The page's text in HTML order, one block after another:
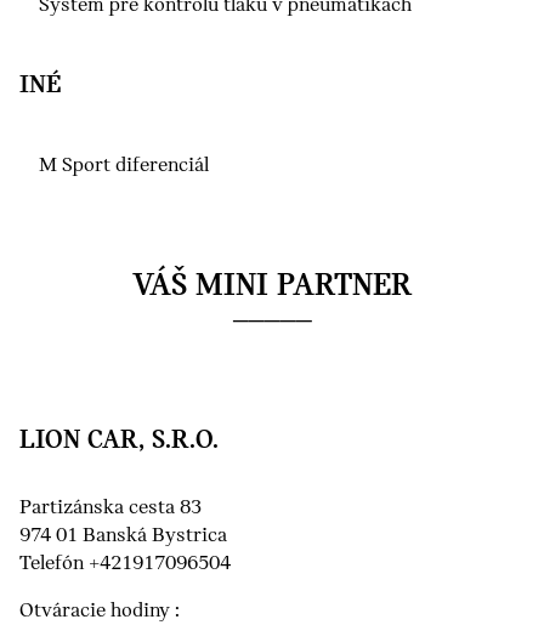
Systém pre kontrolu tlaku v pneumatikách
INÉ
M Sport diferenciál
VÁŠ MINI PARTNER
LION CAR, S.R.O.
Partizánska cesta 83
974 01 Banská Bystrica
Telefón +421917096504
Otváracie hodiny :